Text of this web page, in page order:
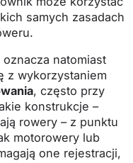
samych zasadach
natomiast
z wykorzystaniem
, często przy
konstrukcje –
rowery – z punktu
motorowery lub
one rejestracji,